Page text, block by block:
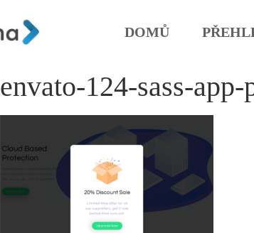
DOMŮ
envato-124-sass-app-